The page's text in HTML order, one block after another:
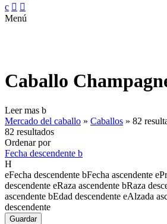
c  
Menú
Caballo
Leer mas b
Mercado del caballo » Caballos » 82
82 resultados
Ordenar por
Fecha descendente b
H
eFecha descendente bFecha ascendente e
descendente eRaza ascendente bRaza
ascendente bEdad descendente eAlzada
descendente
Guardar